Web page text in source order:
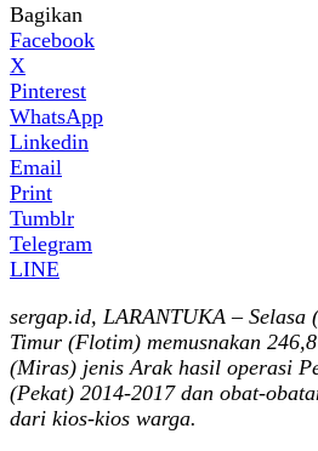
Bagikan
Facebook
X
Pinterest
WhatsApp
Linkedin
Email
Print
Tumblr
Telegram
LINE
sergap.id, LARANTUKA – Selasa
Timur (Flotim) memusnakan
(Miras) jenis Arak hasil operasi
(Pekat) 2014-2017 dan obat-
dari kios-kios warga.